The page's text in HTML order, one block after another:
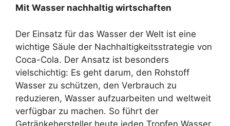
Mit Wasser nachhaltig wirtschaften
Der Einsatz für das Wasser der Welt ist eine
wichtige Säule der Nachhaltigkeitsstrategie von
Coca-Cola. Der Ansatz ist besonders
vielschichtig: Es geht darum, den Rohstoff
Wasser zu schützen, den Verbrauch zu
reduzieren, Wasser aufzuarbeiten und weltweit
verfügbar zu machen. So führt der
Getränkehersteller heute jeden Tropfen Wasser,